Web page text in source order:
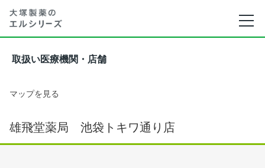
取扱い医療機関・店舗
マップを見る
雄飛堂薬局 池袋トキワ通り店